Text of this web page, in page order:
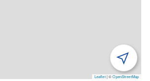
Leaflet |©OpenStreetMap